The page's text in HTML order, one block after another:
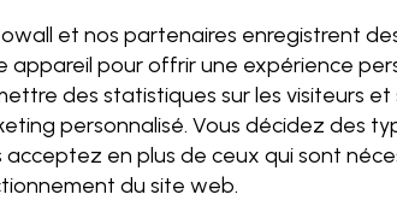
bébé Bureau Chambre ado
this component. Please
et nos partenaires enregistrent
appareil pour offrir une expérience
des statistiques sur les visiteurs et
personnalisé. Vous décidez des
acceptez en plus de ceux qui sont
du site web.